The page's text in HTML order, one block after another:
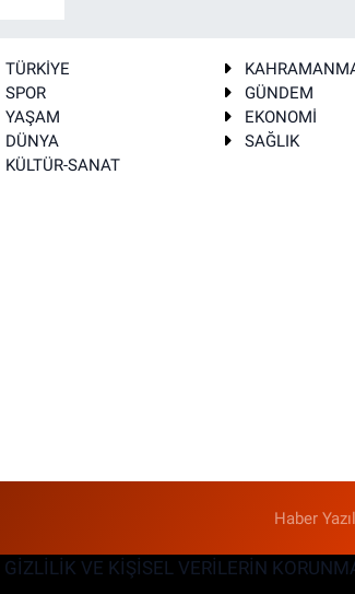
TÜRKİYE
SPOR
GÜNDEM
YAŞAM
EKONOMİ
DÜNYA
SAĞLIK
KÜLTÜR-SANAT
Haber
GİZLİLİK VE KİŞİSEL VERİLERİN